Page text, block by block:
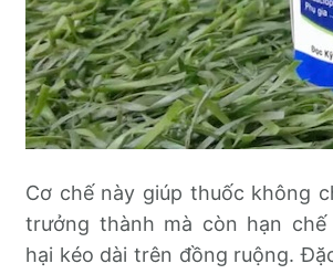
Cơ chế này giúp thuốc không
trưởng thành mà còn hạn chế
hại kéo dài trên đồng ruộng.